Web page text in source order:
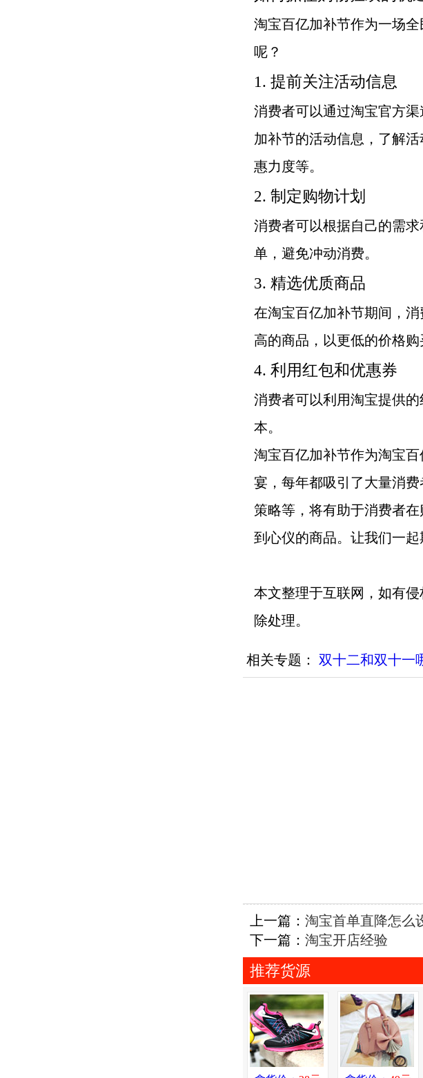
淘宝百亿加补节作为一场
呢？
1. 提前关注活动信息
消费者可以通过淘宝官方
加补节的活动信息，了解
惠力度等。
2. 制定购物计划
消费者可以根据自己的需
单，避免冲动消费。
3. 精选优质商品
在淘宝百亿加补节期间，
高的商品，以更低的价格购
4. 利用红包和优惠券
消费者可以利用淘宝提供
本。
淘宝百亿加补节作为淘宝
宴，每年都吸引了大量消
策略等，将有助于消费者
到心仪的商品。让我们一
本文整理于互联网，如有
除处理。
相关专题： 双十二和双十一
上一篇： 淘宝首单直降怎么
下一篇： 淘宝开店经验
推荐货源